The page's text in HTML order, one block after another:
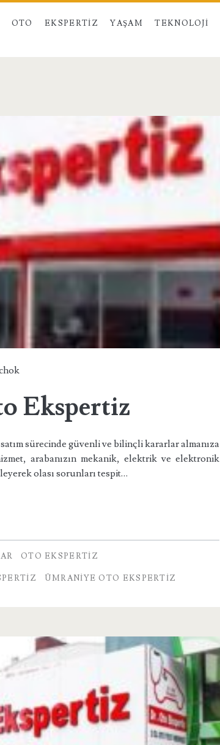
OTO EKSPERTIZ YAŞAM TEKNOLOJI
Ekspertiz
sürecinde güvenli ve bilinçli kararlar almanıza
arabanızın mekanik, elektrik ve elektronik
olası sorunları tespit…
OTO EKSPERTIZ
ÜMRANIYE OTO EKSPERTIZ